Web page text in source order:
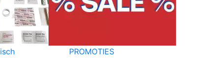
PROMOTIES